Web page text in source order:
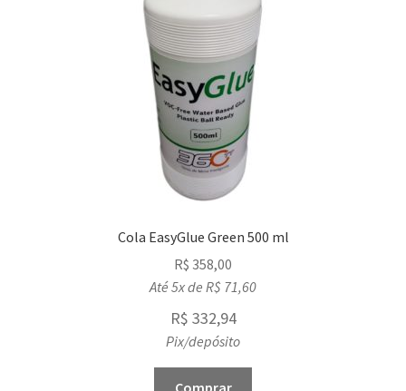
Cola EasyGlue Green 500 ml
R$ 358,00
Até 5x de R$ 71,60
R$ 332,94
Pix/depósito